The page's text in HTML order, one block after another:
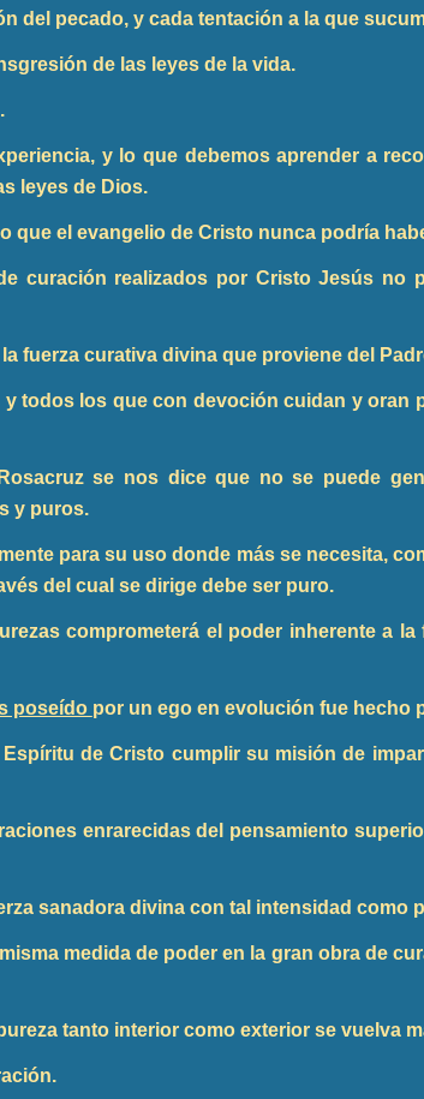
del pecado, y cada tentación a la que
de las leyes de la vida.
y lo que debemos aprender a
leyes de Dios.
que el evangelio de Cristo nunca podría
curación realizados por Cristo Jesús no
fuerza curativa divina que proviene del
todos los que con devoción cuidan y oran
se nos dice que no se puede
y puros.
para su uso donde más se necesita,
del cual se dirige debe ser puro.
comprometerá el poder inherente a
poseído por un ego en evolución fue hecho
de Cristo cumplir su misión de
enrarecidas del pensamiento
sanadora divina con tal intensidad como
medida de poder en la gran obra de
tanto interior como exterior se vuelva